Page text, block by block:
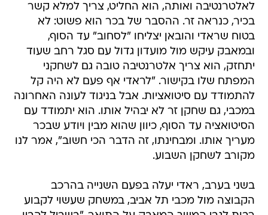
לאלטרנטיבה ואותה, הוא החליט, צריך למלא קשר
בכיר, כנראה זר. ההסבר של בכר הוא פשוט: לא
בטוח שראדי והובאן יצליחו "לסחוב" עד הסוף,
ובמאבק עיקש מול מועדון גדול עם סגל רחב שעוד
יתחזק, הוא צריך אלטרנטיבה טובה גם לשחקני
המפתח שלו בקישור. "לראדי אף פעם לא היה קל
להתמודד עם סיטואציות. אבל בניגוד לעונה האחרונה
במכבי, גם שחקן זר לא יבהיל אותו. הוא יתמודד עם
הסיטואציה עד הסוף, כיוון שהוא מבין ויודע שבכר
מעריך אותו. ומבחינתו, זה הדבר הכי חשוב", אמר לנו
מקורב לשחקן השבוע.
בשני בערב, ראדי יעלה בפעם השנייה בהרכב
הקבוצה מול מכבי תל אביב, במשחק שעשוי לקבוע